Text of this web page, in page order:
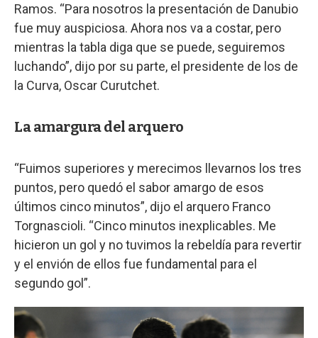
Ramos. “Para nosotros la presentación de Danubio
fue muy auspiciosa. Ahora nos va a costar, pero
mientras la tabla diga que se puede, seguiremos
luchando”, dijo por su parte, el presidente de los de
la Curva, Oscar Curutchet.
La amargura del arquero
“Fuimos superiores y merecimos llevarnos los tres
puntos, pero quedó el sabor amargo de esos
últimos cinco minutos”, dijo el arquero Franco
Torgnascioli. “Cinco minutos inexplicables. Me
hicieron un gol y no tuvimos la rebeldía para revertir
y el envión de ellos fue fundamental para el
segundo gol”.